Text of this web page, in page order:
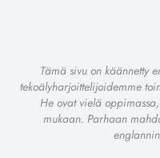
Tämä sivu on käännetty
tekoälyharjoittelijoidemme
He ovat vielä
mukaan. Parhaan